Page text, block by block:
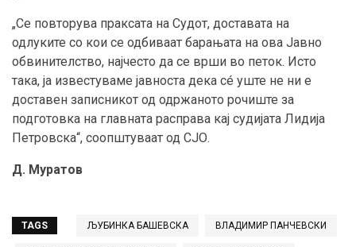
„Се повторува праксата на Судот, доставата на
одлуките со кои се одбиваат барањата на ова Јавно
обвинителство, најчесто да се врши во петок. Исто
така, ја известуваме јавноста дека сé уште не ни е
доставен записникот од одржаното рочиште за
подготовка на главната расправа кај судијата Лидија
Петровска“, соопштуваат од СЈО.
Д. Муратов
TAGS ЉУБИНКА БАШЕВСКА ВЛАДИМИР ПАНЧЕВСКИ